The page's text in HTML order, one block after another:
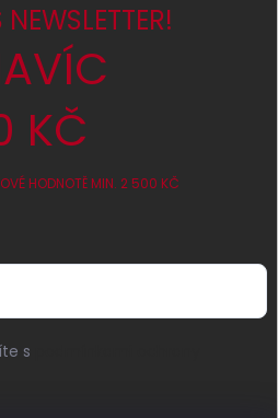
KČ
HODNOTĚ MIN. 2 500 KČ
s